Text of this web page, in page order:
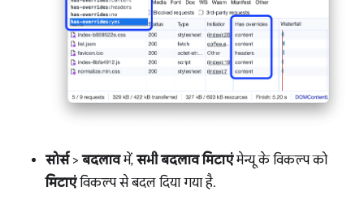
सोर्स>बदलावमें, सभी बदलाव मिटाएंमेन्यू के विकल्प को
मिटाएंविकल्प से बदल दिया गया है.